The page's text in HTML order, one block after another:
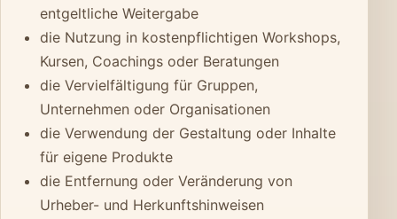
entgeltliche Weitergabe
die Nutzung in kostenpflichtigen Workshops,
Kursen, Coachings oder Beratungen
die Vervielfältigung für Gruppen,
Unternehmen oder Organisationen
die Verwendung der Gestaltung oder Inhalte
für eigene Produkte
die Entfernung oder Veränderung von
Urheber- und Herkunftshinweisen